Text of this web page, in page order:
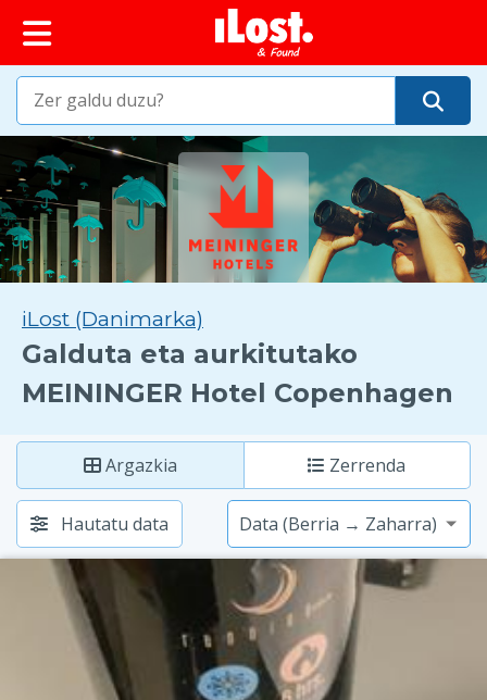
iLost (Danimarka)
Galduta eta aurkitutako
MEININGER Hotel Copenhagen
Argazkia Zerrenda
Hautatu data